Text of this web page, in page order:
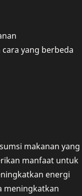
yang berbeda
makanan yang
manfaat untuk
energi
meningkatkan